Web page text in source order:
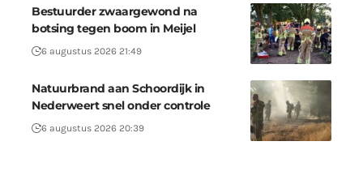
Bestuurder zwaargewond na
botsing tegen boom in Meijel
6 augustus 2026 21:49
Natuurbrand aan Schoordijk in
Nederweert snel onder controle
6 augustus 2026 20:39